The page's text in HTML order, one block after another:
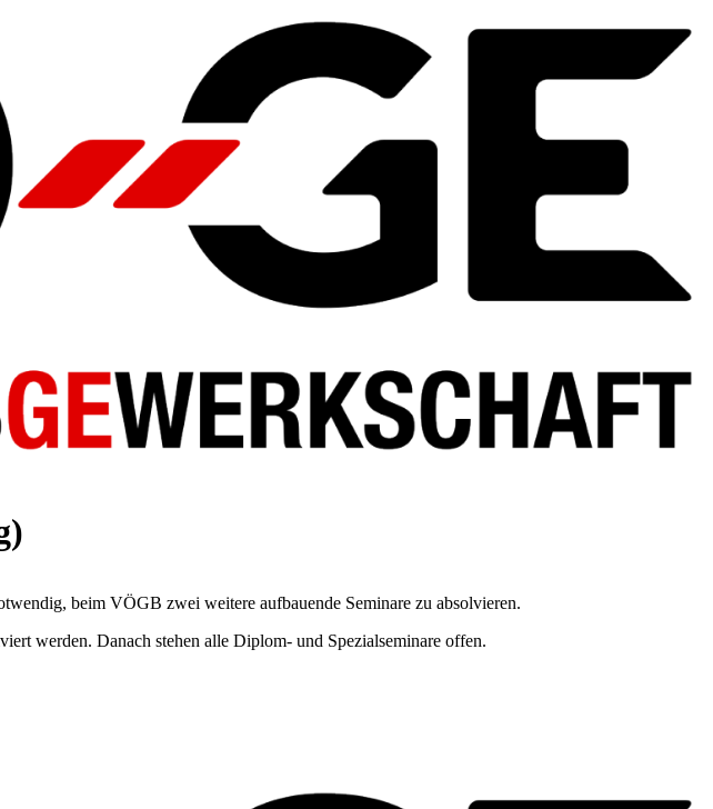
beim VÖGB zwei weitere aufbauende Seminare zu absolvieren.
werden. Danach stehen alle Diplom- und Spezialseminare offen.